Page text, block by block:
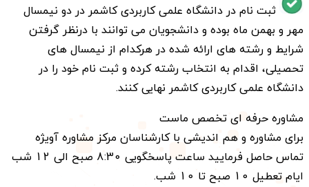
ثبت نام در دانشگاه علمی کاربردی کاشمر در دو نیمسال
مهر و بهمن ماه بوده و دانشجویان می توانند با درنظر گرفتن
شرایط و رشته های ارائه شده در هرکدام از نیمسال های
تحصیلی، اقدام به انتخاب رشته کرده و ثبت نام خود را در
دانشگاه علمی کاربردی کاشمر نهایی کنند.
مشاوره حرفه ای تخصص ماست
برای مشاوره و هم اندیشی با کارشناسان مرکز مشاوره آویژه
تماس حاصل فرمایید ساعت پاسخگویی 8:30 صبح الی 12 شب
ایام تعطیل 10 صبح تا 10 شب.